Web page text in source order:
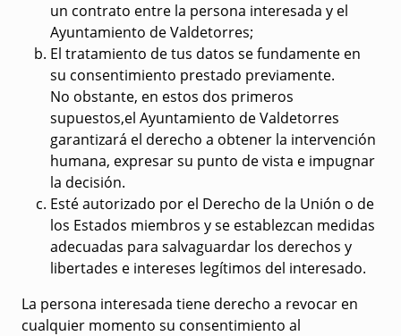
un contrato entre la persona interesada y el
Ayuntamiento de Valdetorres;
El tratamiento de tus datos se fundamente en
su consentimiento prestado previamente.
No obstante, en estos dos primeros
supuestos,el Ayuntamiento de Valdetorres
garantizará el derecho a obtener la intervención
humana, expresar su punto de vista e impugnar
la decisión.
Esté autorizado por el Derecho de la Unión o de
los Estados miembros y se establezcan medidas
adecuadas para salvaguardar los derechos y
libertades e intereses legítimos del interesado.
La persona interesada tiene derecho a revocar en
cualquier momento su consentimiento al